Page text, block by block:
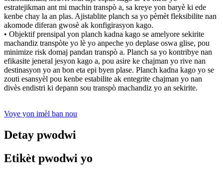
estratejikman ant mi machin transpò a, sa kreye yon baryè ki ede
kenbe chay la an plas. Ajistablite planch sa yo pèmèt fleksibilite nan
akomode diferan gwosè ak konfigirasyon kago.
• Objektif prensipal yon planch kadna kago se amelyore sekirite
machandiz transpòte yo lè yo anpeche yo deplase oswa glise, pou
minimize risk domaj pandan transpò a. Planch sa yo kontribye nan
efikasite jeneral jesyon kago a, pou asire ke chajman yo rive nan
destinasyon yo an bon eta epi byen plase. Planch kadna kago yo se
zouti esansyèl pou kenbe estabilite ak entegrite chajman yo nan
divès endistri ki depann sou transpò machandiz yo an sekirite.
Voye yon imèl ban nou
Detay pwodwi
Etikèt pwodwi yo